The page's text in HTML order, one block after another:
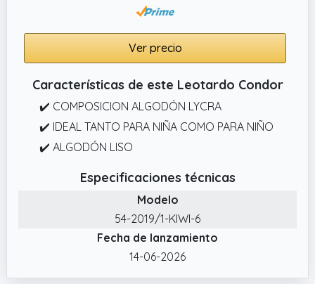
Ver precio
Características de este Leotardo Condor
✔️ COMPOSICION ALGODÓN LYCRA
✔️ IDEAL TANTO PARA NIÑA COMO PARA NIÑO
✔️ ALGODÓN LISO
Especificaciones técnicas
Modelo
54-2019/1-KIWI-6
Fecha de lanzamiento
14-06-2026